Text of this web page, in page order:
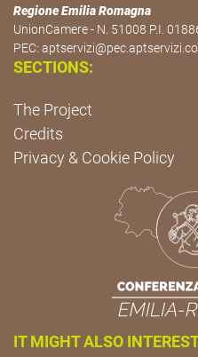
Regione Emilia Romagna
UnionCamere - N. 51008 P.I.
PEC:
SECTIONS:
The Project
Credits
Privacy & Cookie Policy
IT MIGHT ALSO